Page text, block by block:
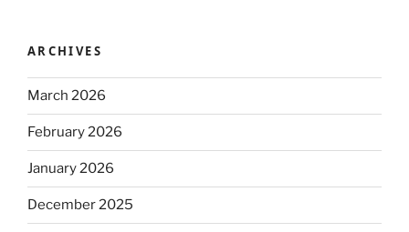
ARCHIVES
March 2026
February 2026
January 2026
December 2025